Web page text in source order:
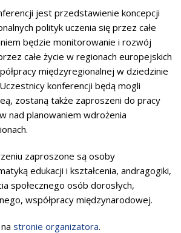
jest przedstawienie koncepcji
polityk uczenia się przez całe
będzie monitorowanie i rozwój
całe życie w regionach europejskich
międzyregionalnej w dziedzinie
konferencji będą mogli
zostaną także zaproszeni do pracy
nad planowaniem wdrożenia
zaproszone są osoby
edukacji i kształcenia, andragogiki,
społecznego osób dorosłych,
współpracy międzynarodowej.
stronie organizatora.